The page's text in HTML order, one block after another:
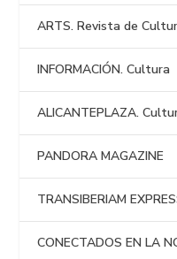
ARTS. Revista de
INFORMACIÓN. Cultura
ALICANTEPLAZA.
PANDORA MAGAZINE
TRANSIBERIAM
CONECTADOS EN LA